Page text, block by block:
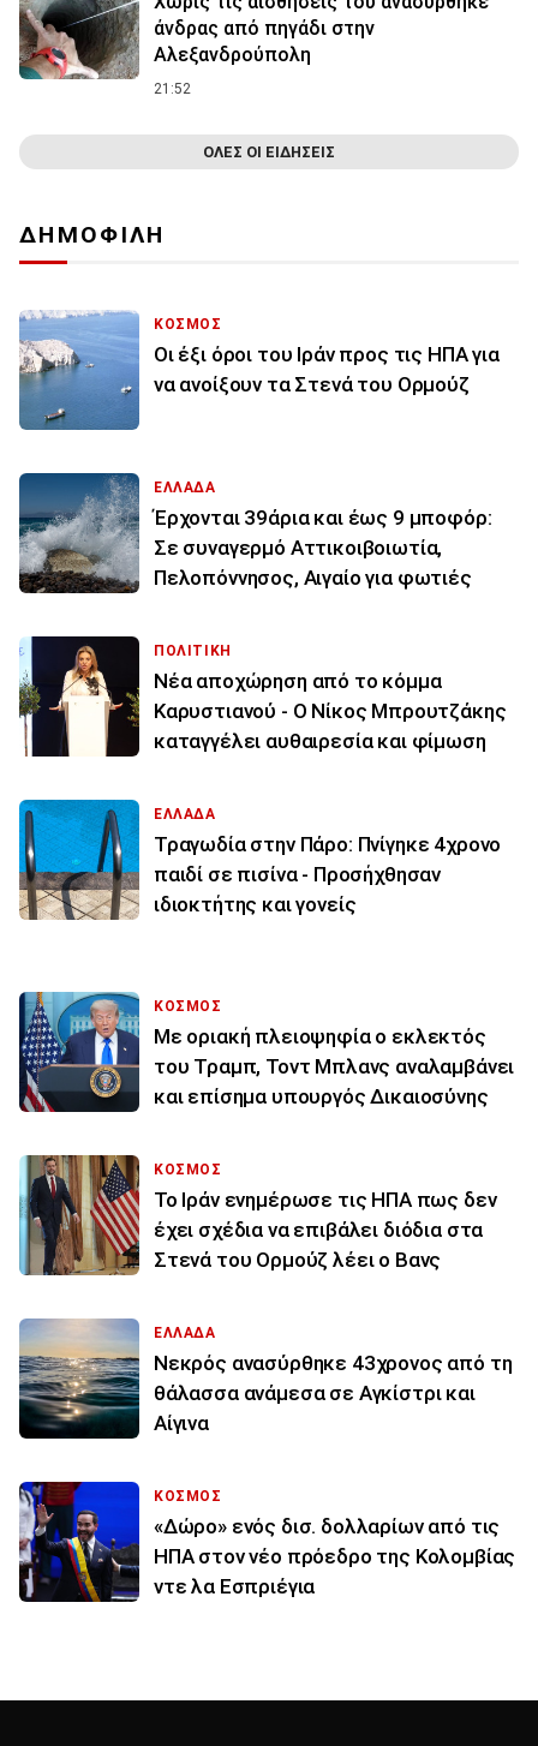
άνδρας από πηγάδι στην
Αλεξανδρούπολη
21:52
ΟΛΕΣ ΟΙ ΕΙΔΗΣΕΙΣ
ΔΗΜΟΦΙΛΗ
ΚΟΣΜΟΣ
Οι έξι όροι του Ιράν προς τις ΗΠΑ για
να ανοίξουν τα Στενά του Ορμούζ
ΕΛΛΑΔΑ
Έρχονται 39άρια και έως 9 μποφόρ:
Σε συναγερμό Αττικοιβοιωτία,
Πελοπόννησος, Αιγαίο για φωτιές
ΠΟΛΙΤΙΚΗ
Νέα αποχώρηση από το κόμμα
Καρυστιανού - Ο Νίκος Μπρουτζάκης
καταγγέλει αυθαιρεσία και φίμωση
ΕΛΛΑΔΑ
Τραγωδία στην Πάρο: Πνίγηκε 4χρονο
παιδί σε πισίνα - Προσήχθησαν
ιδιοκτήτης και γονείς
ΚΟΣΜΟΣ
Με οριακή πλειοψηφία ο εκλεκτός
του Τραμπ, Τοντ Μπλανς αναλαμβάνει
και επίσημα υπουργός Δικαιοσύνης
ΚΟΣΜΟΣ
To Ιράν ενημέρωσε τις ΗΠΑ πως δεν
έχει σχέδια να επιβάλει διόδια στα
Στενά του Ορμούζ λέει ο Βανς
ΕΛΛΑΔΑ
Νεκρός ανασύρθηκε 43χρονος από τη
θάλασσα ανάμεσα σε Αγκίστρι και
Αίγινα
ΚΟΣΜΟΣ
«Δώρο» ενός δισ. δολλαρίων από τις
ΗΠΑ στον νέο πρόεδρο της Κολομβίας
ντε λα Εσπριέγια